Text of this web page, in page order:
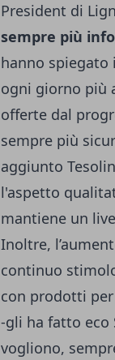
President di
sempre più
hanno spiegato
ogni giorno più
offerte dal
sempre più
aggiunto
l'aspetto
mantiene un
Inoltre,
continuo
con prodotti
-gli ha fatto eco
vogliono,